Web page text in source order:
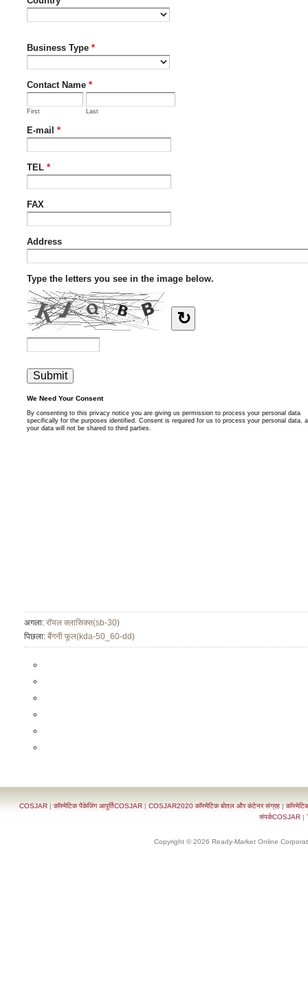
अगला: रॉयल क्लासिक्स(sb-30)
पिछला: बैंगनी फूल(kda-50_60-dd)
COSJAR |कॉस्मेटिक पैकेजिंग आपूर्तिCOSJAR | COSJAR2020 कॉस्मेटिक बोतल और कंटेनर संग्रह |
संपर्कCOSJAR |
Copyright © 2026 Ready-Market Online